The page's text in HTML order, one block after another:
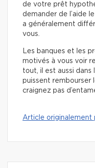
de votre prêt
demander de l’aide
a généralement
vous.
Les banques et les
motivés à vous voir
tout, il est aussi
puissent rembourser
craignez pas
Article originalement